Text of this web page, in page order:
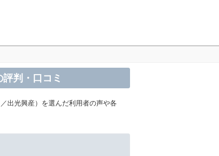
判・口コミ
出光興産）を選んだ利用者の声や各